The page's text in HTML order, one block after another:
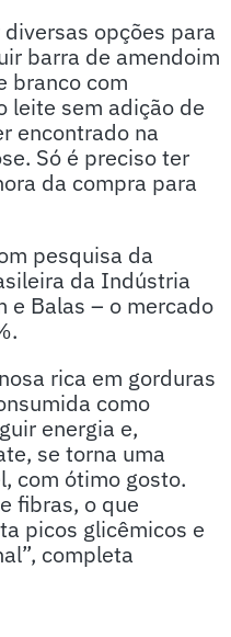
opções para
barra de amendoim
branco com
leite sem adição de
encontrado na
Só é preciso ter
da compra para
pesquisa da
da Indústria
e Balas – o mercado
rica em gorduras
como
energia e,
se torna uma
com ótimo gosto.
fibras, o que
picos glicêmicos e
completa